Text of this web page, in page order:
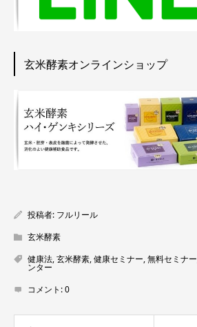
玄米酵素オンラインショップ
投稿者: フルリール
玄米酵素
健康法,玄米酵素,健康セミナー,無料セミナー
ンター
コメント:0